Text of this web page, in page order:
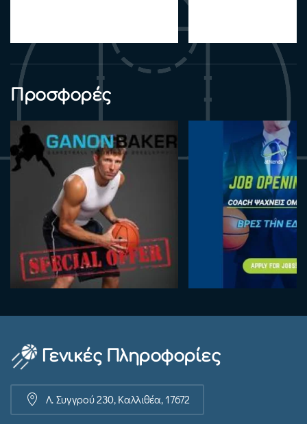
Προσφορές
Γενικές Πληροφορίες
Λ. Συγγρού 230, Καλλιθέα, 17672